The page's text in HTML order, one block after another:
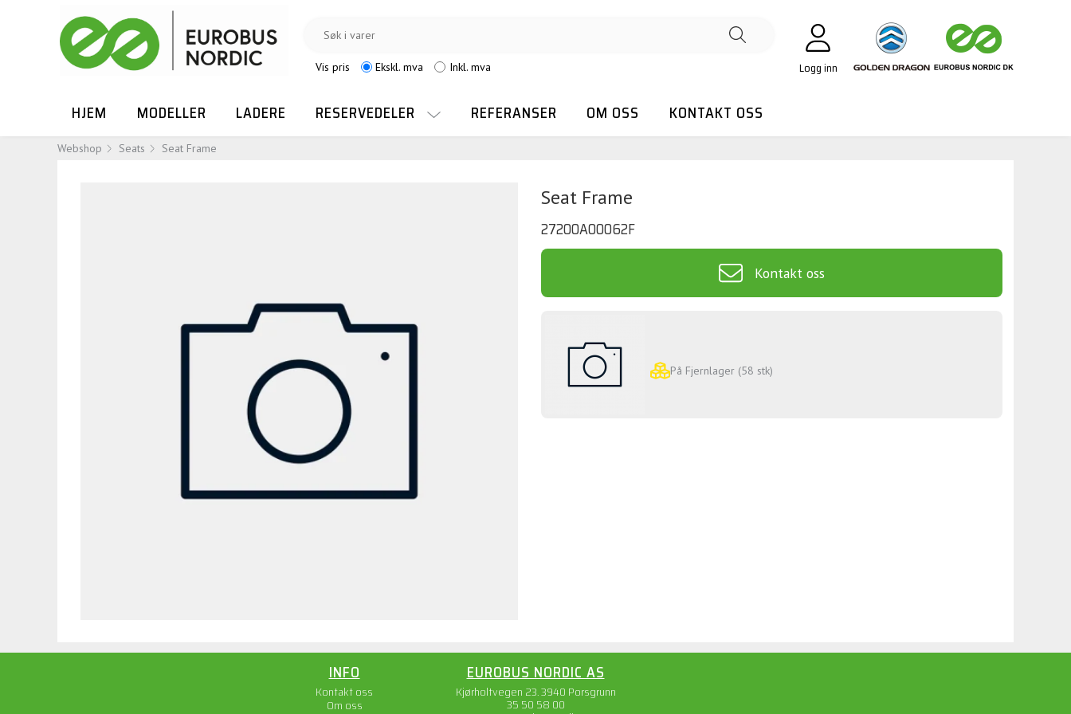
Vis pris Ekskl. mva Inkl. mva Logg inn
HJEM MODELLER LADERE RESERVEDELER REFERANSER OM OSS KONTAKT OSS
Webshop Seats Seat Frame
Seat Frame
27200A00062F
Kontakt oss
På Fjernlager (58 stk)
INFO
Kontakt oss
Om oss
EUROBUS NORDIC AS
Kjørholtvegen 23. 3940 Porsgrunn
35 50 58 00